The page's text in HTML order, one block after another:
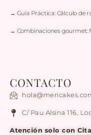
→ Guía Práctica: Cálculo de
→ Combinaciones gourmet:
CONTACTO
C/ Pau Alsina 116,
Atención solo con